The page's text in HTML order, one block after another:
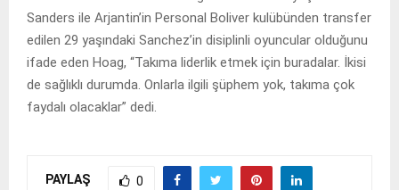
Sanders ile Arjantin’in Personal Boliver kulübünden transfer
edilen 29 yaşındaki Sanchez’in disiplinli oyuncular olduğunu
ifade eden Hoag, “Takıma liderlik etmek için buradalar. İkisi
de sağlıklı durumda. Onlarla ilgili şüphem yok, takıma çok
faydalı olacaklar” dedi.
PAYLAŞ 0